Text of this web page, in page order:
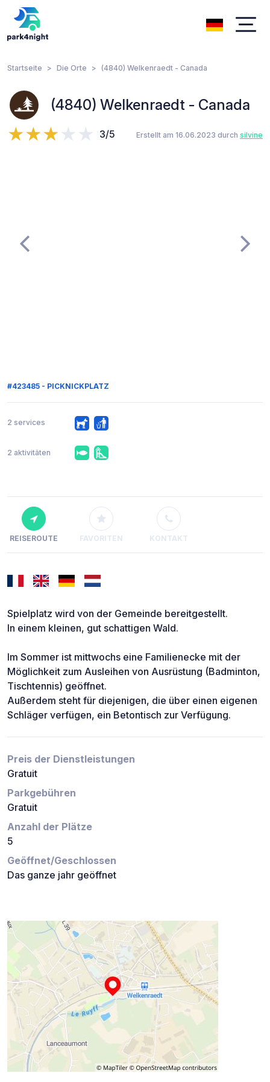
Startseite Die Orte (4840) Welkenraedt - Canada
(4840) Welkenraedt - Canada
3/5 Erstellt am 16.06.2023 durch silvine
#423485 - PICKNICKPLATZ
2 services
2 aktivitäten
REISEROUTE FAVORITEN KONTAKT
Spielplatz wird von der Gemeinde bereitgestellt.
In einem kleinen, gut schattigen Wald.
Im Sommer ist mittwochs eine Familienecke mit der
Möglichkeit zum Ausleihen von Ausrüstung (Badminton,
Tischtennis) geöffnet.
Außerdem steht für diejenigen, die über einen eigenen
Schläger verfügen, ein Betontisch zur Verfügung.
Preis der Dienstleistungen
Gratuit
Parkgebühren
Gratuit
Anzahl der Plätze
5
Geöffnet/Geschlossen
Das ganze jahr geöffnet